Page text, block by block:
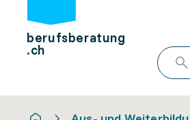
berufsberatung
.ch